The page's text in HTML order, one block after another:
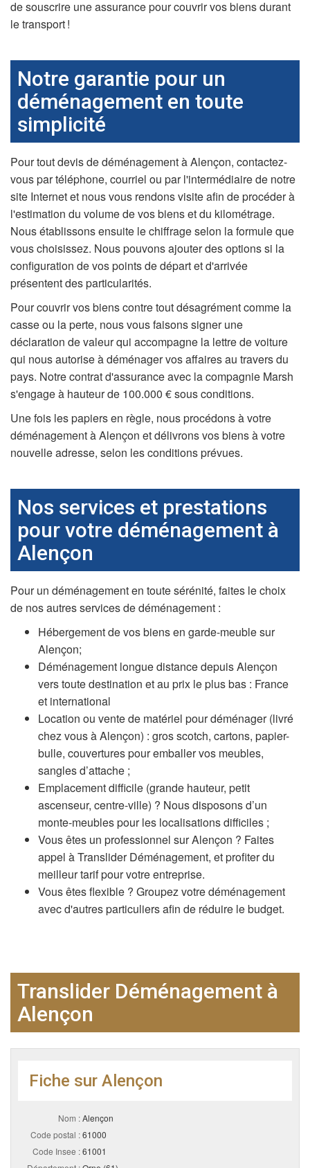
de souscrire une assurance pour couvrir vos biens durant
le transport !
Notre garantie pour un
déménagement en toute
simplicité
Pour tout devis de déménagement à Alençon, contactez-
vous par téléphone, courriel ou par l'intermédiaire de notre
site Internet et nous vous rendons visite afin de procéder à
l'estimation du volume de vos biens et du kilométrage.
Nous établissons ensuite le chiffrage selon la formule que
vous choisissez. Nous pouvons ajouter des options si la
configuration de vos points de départ et d'arrivée
présentent des particularités.
Pour couvrir vos biens contre tout désagrément comme la
casse ou la perte, nous vous faisons signer une
déclaration de valeur qui accompagne la lettre de voiture
qui nous autorise à déménager vos affaires au travers du
pays. Notre contrat d'assurance avec la compagnie Marsh
s'engage à hauteur de 100.000 € sous conditions.
Une fois les papiers en règle, nous procédons à votre
déménagement à Alençon et délivrons vos biens à votre
nouvelle adresse, selon les conditions prévues.
Nos services et prestations
pour votre déménagement à
Alençon
Pour un déménagement en toute sérénité, faites le choix
de nos autres services de déménagement :
Hébergement de vos biens en garde-meuble sur
Alençon;
Déménagement longue distance depuis Alençon
vers toute destination et au prix le plus bas : France
et international
Location ou vente de matériel pour déménager (livré
chez vous à Alençon) : gros scotch, cartons, papier-
bulle, couvertures pour emballer vos meubles,
sangles d’attache ;
Emplacement difficile (grande hauteur, petit
ascenseur, centre-ville) ? Nous disposons d’un
monte-meubles pour les localisations difficiles ;
Vous êtes un professionnel sur Alençon ? Faites
appel à Translider Déménagement, et profiter du
meilleur tarif pour votre entreprise.
Vous êtes flexible ? Groupez votre déménagement
avec d'autres particuliers afin de réduire le budget.
Translider Déménagement à
Alençon
Fiche sur Alençon
Nom :Alençon
Code postal :61000
Code Insee :61001